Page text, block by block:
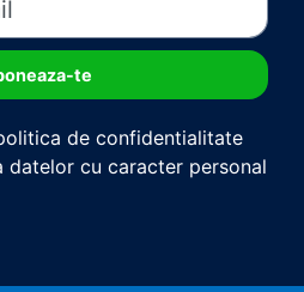
de confidentialitate
datelor cu caracter personal